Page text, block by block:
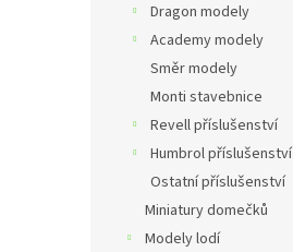
Dragon modely
Academy modely
Směr modely
Monti stavebnice
Revell příslušenství
Humbrol příslušenství
Ostatní příslušenství
Miniatury domečků
Modely lodí